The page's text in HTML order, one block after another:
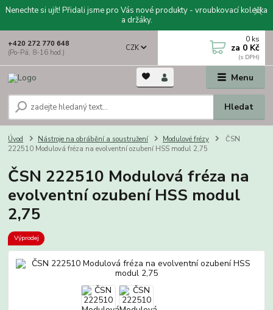
Nenechte si ujít! Přidali jsme pro Vás nové produkty - vroubkovací kolečka
a držáky.
Menu
CZK
Hledat
+420 272 770 648
(Po-Pá, 8-16 hod.)
0 ks
za 0 Kč
Úvod Nástroje na obrábění a soustružení Modulové frézy
ČSN
222510 Modulová fréza na evolventní ozubení HSS modul 2,75
ČSN 222510 Modulová fréza na
evolventní ozubení HSS modul
2,75
Výprodej